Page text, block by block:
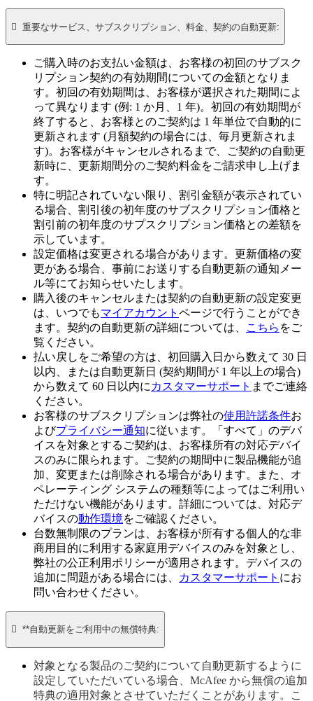
 重要なサービス、サブスクリプション、料金、契約の自動更新:
ご購入時のお支払い金額は、お客様の初回のサブスク
リプション契約の有効期間についての金額となりま
す。初回の有効期間は、お客様が選択された期間によ
って異なります (例: 1 か月、1 年)。初回の有効期間が
終了すると、お客様とのご契約は 1 年単位で自動的に
更新されます (月額契約の場合には、毎月更新されま
す)。お客様がキャンセルされるまで、ご契約の自動更
新時に、更新期間分のご契約料金をご請求申し上げま
す。
特に明記されていない限り、割引金額が表示されてい
る場合、割引後の初年度のサブスクリプション価格と
割引前の初年度のサプスクリプション価格との差額を
示しています。
設定価格は変更される場合があります。更新価格の変
更がある場合、事前にお送りする自動更新の通知メー
ル等にてお知らせいたします。
購入後のキャンセルまたは契約の自動更新の設定変更
は、いつでもマイアカウント ページで行うことができ
ます。契約の自動更新の詳細については、
こちら をご
覧ください。
払い戻しをご希望の方は、初回購入日から数えて 30 日
以内、または自動更新日 (契約期間が 1 年以上の場合)
から数えて 60 日以内に カスタマーサポート までご連絡
ください。
お客様のサブスクリプションは弊社の使用許諾条件お
よびプライバシー通知に従います。「すべて」のデバ
イスを対象とするご契約は、お客様所有の対応デバイ
スのみに限られます。ご契約の期間中に製品機能が追
加、変更または削除される場合があります。また、オ
ペレーティング システムの種類等によってはご利用い
ただけない機能があります。詳細については、対応デ
バイスの動作環境をご確認ください。
台数無制限のプランは、お客様が所有する個人的な非
商用目的に利用する家庭用デバイスのみを対象とし、
弊社の公正利用ポリシーが適用されます。デバイスの
追加に問題がある場合には、
カスタマーサポート にお
問い合わせください。
 **自動更新をご利用中の無償特典:
対象となる製品のご契約について自動更新するように
設定していただいている場合、McAfee から無償の追加
特典の適用対象とさせていただくことがあります。こ